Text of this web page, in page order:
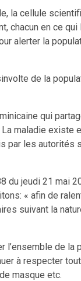
la cellule
en ce qui
alerter la
de la
qui
maladie existe
les autorités
du jeudi 21 mai
« afin de
suivant la
de la
à respecter
masque etc.